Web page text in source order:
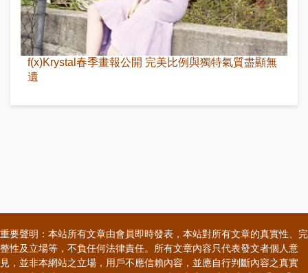
f(x)Krystal春季畫報公開 完美比例與獨特氣質盡顯無
遺
重要聲明：本站所有文章由會員即時發表，本站對所有文章的真實性、完
整性及立場等，不負任何法律責任。所有文章內容只代表發文者個人意
見，並非本網站之立場，用戶不應信賴內容，並應自行判斷內容之真實